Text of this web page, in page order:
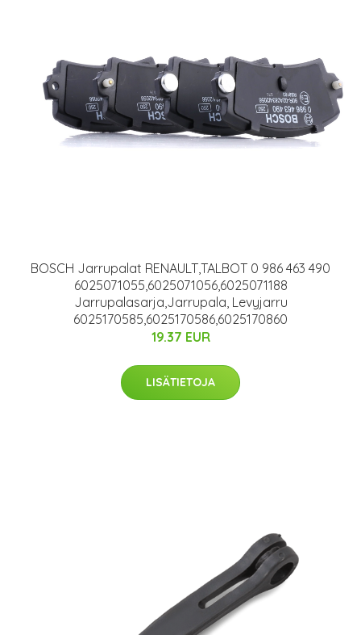
BOSCH Jarrupalat RENAULT,TALBOT 0 986 463 490
6025071055,6025071056,6025071188
Jarrupalasarja,Jarrupala, Levyjarru
6025170585,6025170586,6025170860
19.37 EUR
LISÄTIETOJA